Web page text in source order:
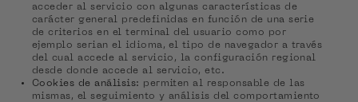
acceder al servicio con algunas características de
carácter general predefinidas en función de una serie
de criterios en el terminal del usuario como por
ejemplo serian el idioma, el tipo de navegador a través
del cual accede al servicio, la configuración regional
desde donde accede al servicio, etc.
Cookies de análisis: permiten al responsable de las
mismas, el seguimiento y análisis del comportamiento